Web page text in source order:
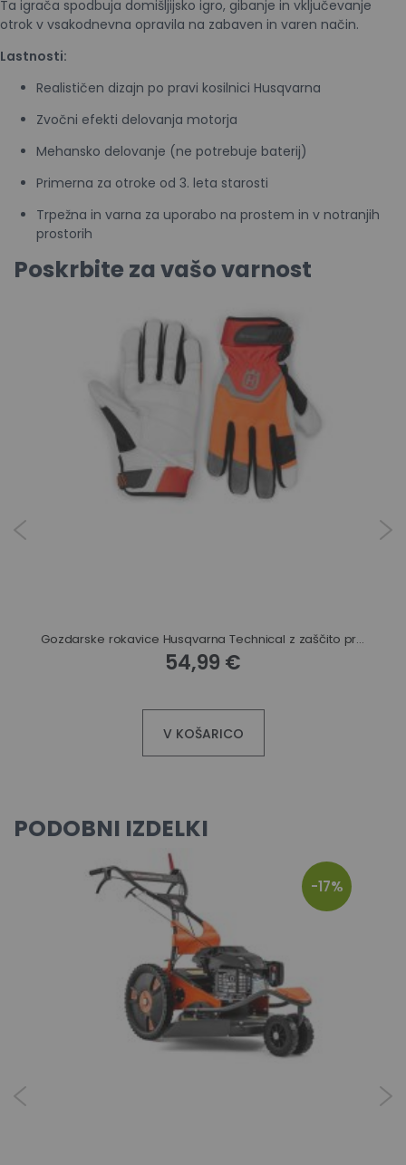
Ta igrača spodbuja domišljijsko igro, gibanje in vključevanje
otrok v vsakodnevna opravila na zabaven in varen način.
Lastnosti:
Realističen dizajn po pravi kosilnici Husqvarna
Zvočni efekti delovanja motorja
Mehansko delovanje (ne potrebuje baterij)
Primerna za otroke od 3. leta starosti
Trpežna in varna za uporabo na prostem in v notranjih
prostorih
Poskrbite za vašo varnost
Gozdarske rokavice Husqvarna Technical z zaščito proti urezu
54,99 €
V KOŠARICO
PODOBNI IZDELKI
-17%